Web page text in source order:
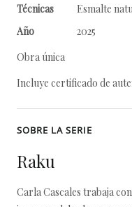
Técnicas
Esmalte
Año
2025
Obra única
Incluye certificado de
SOBRE LA SERIE
Raku
Carla Cascales trabaja